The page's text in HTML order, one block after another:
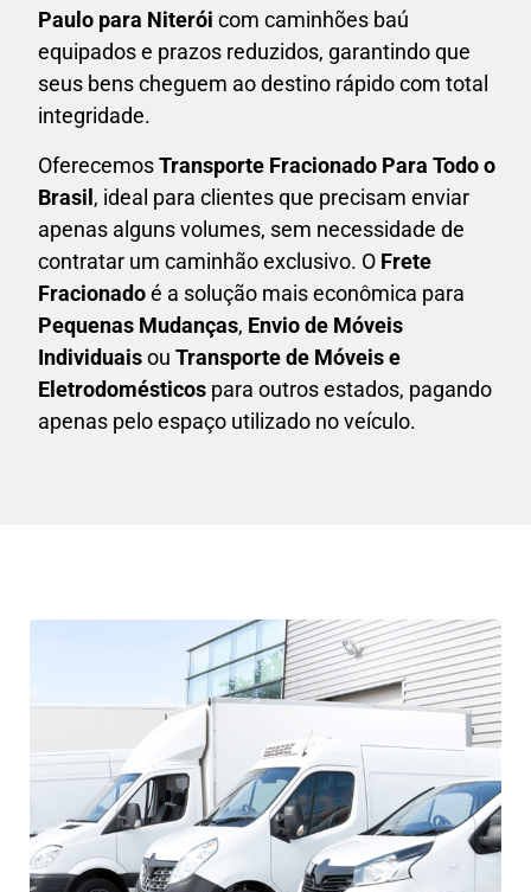
Paulo para Niterói com caminhões baú
equipados e prazos reduzidos, garantindo que
seus bens cheguem ao destino rápido com total
integridade.
OferecemosTransporte Fracionado Para Todo o
Brasil, ideal para clientes que precisam enviar
apenas alguns volumes, sem necessidade de
contratar um caminhão exclusivo. O Frete
Fracionadoé a solução mais econômica para
Pequenas Mudanças, Envio de Móveis
Individuaisou Transporte de Móveis e
Eletrodomésticos para outros estados, pagando
apenas pelo espaço utilizado no veículo.